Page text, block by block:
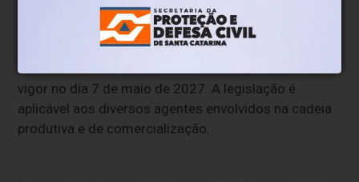
do índice total nos rótulos desses produtos.
A lei abrange produtos nacionais e importados,
comercializados no território nacional, e entrará em
vigor no dia 7 de maio de 2027. A legislação é
aplicável aos diversos agentes envolvidos na cadeia
produtiva e de comercialização.